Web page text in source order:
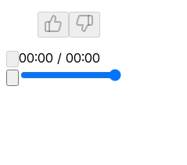
00:00 / 00:00